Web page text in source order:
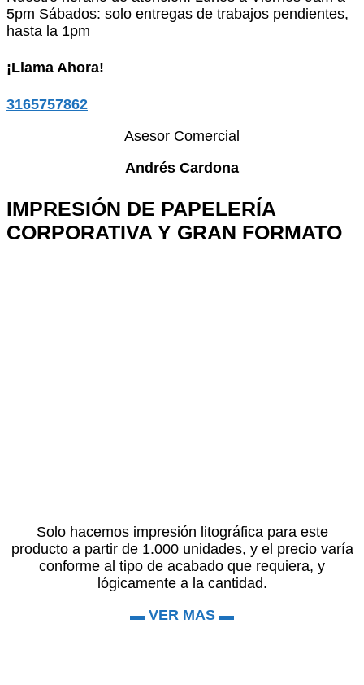
5pm Sábados: solo entregas de trabajos pendientes,
hasta la 1pm
¡Llama Ahora!
3165757862
Asesor Comercial
Andrés Cardona
IMPRESIÓN DE PAPELERÍA
CORPORATIVA Y GRAN FORMATO
Solo hacemos impresión litográfica para este
producto a partir de 1.000 unidades, y el precio varía
conforme al tipo de acabado que requiera, y
lógicamente a la cantidad.
▬ VER MAS ▬